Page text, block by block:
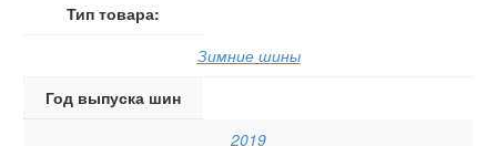
Тип товара:
Зимние шины
Год выпуска шин
2019